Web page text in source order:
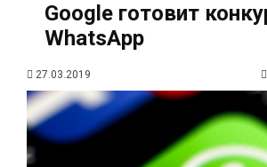
Google готовит
WhatsApp
27.03.2019